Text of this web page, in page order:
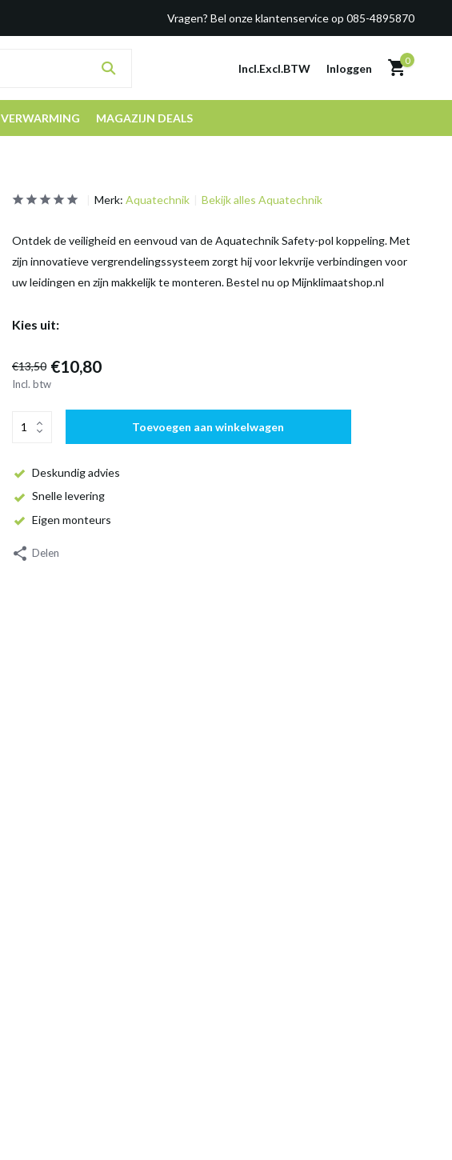
Vragen? Bel onze klantenservice op 085-4895870
Incl.Excl.BTW Inloggen
0
VERWARMING MAGAZIJN DEALS
Merk: Aquatechnik Bekijk alles Aquatechnik
Ontdek de veiligheid en eenvoud van de Aquatechnik Safety-pol koppeling. Met
zijn innovatieve vergrendelingssysteem zorgt hij voor lekvrije verbindingen voor
uw leidingen en zijn makkelijk te monteren. Bestel nu op Mijnklimaatshop.nl
Kies uit:
€13,50 €10,80
Incl. btw
Toevoegen aan winkelwagen
Deskundig advies
Snelle levering
Eigen monteurs
Delen